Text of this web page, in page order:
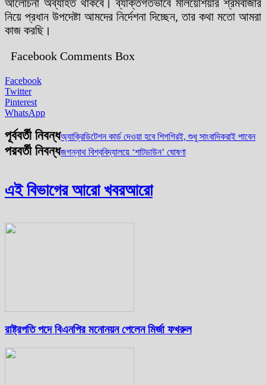
আলোচনা অব্যাহত থাকবে। ব্যক্তিগতভাবে মালয়েশিয়ার শ্রমবাজার
নিয়ে প্রধান উপদেষ্টা আমদের নির্দেশনা দিচ্ছেন, তার কথা মতো আমরা
কাজ করছি।
Facebook Comments Box
Facebook
Twitter
Pinterest
WhatsApp
পূর্ববর্তী নিবন্ধঅ্যাক্রিডিটেশন কার্ড দেওয়া হবে শিগগিরই, শুধু সাংবাদিকরাই পাবেন
পরবর্তী নিবন্ধজগন্নাথ বিশ্ববিদ্যালয়ে ‘শাটডাউন’ ঘোষণা
এই বিভাগের আরো খবরআরো
রাষ্ট্রপতি পদে বিএনপির মনোনয়ন পেলেন মির্জা ফখরুল